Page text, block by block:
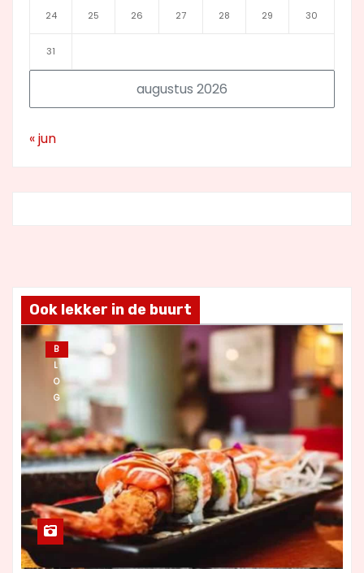
augustus 2026
24 25 26 27 28 29 30
31
« jun
Ook lekker in de buurt
B
L
O
G